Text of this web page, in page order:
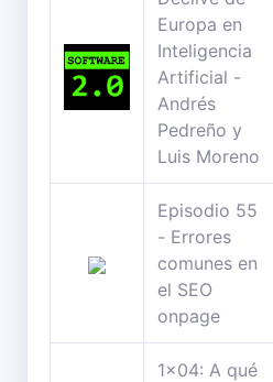
Europa en
Inteligencia
Artificial -
Andrés
Pedreño y
Luis Moreno
Episodio 55
- Errores
comunes en
el SEO
onpage
1x04: A qué